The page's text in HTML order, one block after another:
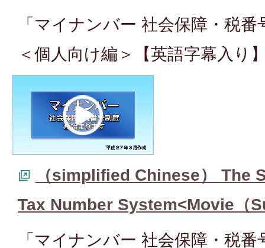
「マイナンバー 社会保障・税
＜個人向け編＞【英語字幕入り
（simplified Chinese） The
Tax Number System<Movie（
「マイナンバー 社会保障・税